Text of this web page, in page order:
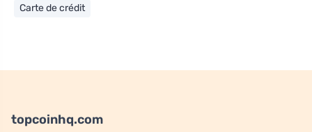
Carte de crédit
topcoinhq.com